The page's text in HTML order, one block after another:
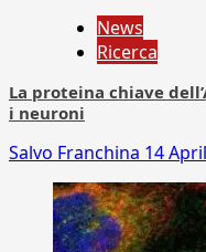
News
Ricerca
La proteina chiave
i neuroni
Salvo Franchina 14